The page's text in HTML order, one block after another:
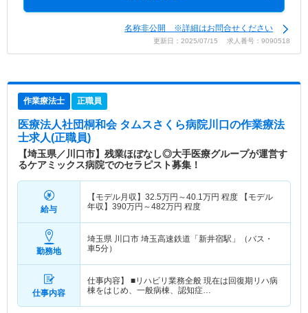
名称非公開 ※詳細はお問合せください
更新日：2025/07/15 求人番号：9090518
作業療法士 正職員
医療法人社団桐和会 タムスさくら病院川口 の作業療法
士求人(正職員)
【埼玉県／川口市】残業ほぼなし◎大手医療グループが運営す
るケアミックス病院でのセラピスト募集！
給与
【モデル月収】 32.5万円～40.1万円 程度 【モデル
年収】 390万円～482万円 程度
勤務地
埼玉県 川口市 埼玉高速鉄道「新井宿駅」（バス・
車5分）
仕事内容
仕事内容】 ■リハビリ業務全般 現在は回復期リハ病
棟をはじめ、一般病棟、認知症…